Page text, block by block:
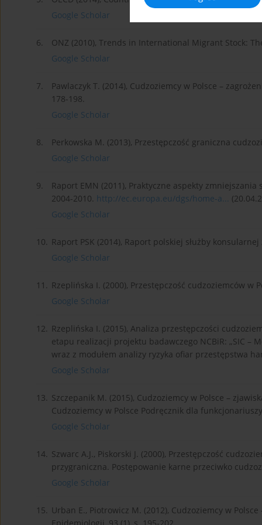
Google Scholar
6. ONZ (2010), Trends in International Migrant Stock:
Google Scholar
7.
Pawlaczyk T. (2014), Cudzoziemcy w Polsce –
178-198.
Google Scholar
8.
Perkowska M. (2013), Przestępczość graniczna
Google Scholar
9.
Raport EMN (2011), Praktyczne aspekty
2004-2010. http://ec.europa.eu/dgs/home-a...
Google Scholar
10. Raport PSK (2014), Raport polskiej służby konsularnej
Google Scholar
11. Rzeplińska I. (2000), Przestępczość cudzoziemców w
Google Scholar
12. Rzeplińska I. (2015), Analiza przestępczości
etapu realizacji projektu badawczego NCBiR: „SIC –
wraz z modułem analizy ryzyka ofiar przestępstwa
Google Scholar
13. Szczepanik M. (2015), Cudzoziemcy w Polsce –
Cudzoziemcy w Polsce Podręcznik dla
Google Scholar
14. Szwarc A.J., Piskorski J. (2000), Przestępczość
przygraniczna. Postępowanie karne przeciwko
Google Scholar
15. Urban E., Piotrowicz M. (2012), Cudzoziemcy w